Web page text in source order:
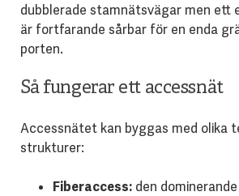
dubblerade stamnätsvägar men ett
är fortfarande sårbar för en enda
porten.
Så fungerar ett accessnät
Accessnätet kan byggas med olika
strukturer:
Fiberaccess:den